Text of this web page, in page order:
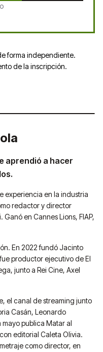
forma independiente.
de la inscripción.
aprendió a hacer
experiencia en la industria
redactor y director
en Cannes Lions, FIAP,
En 2022 fundó Jacinto
productor ejecutivo de El
junto a Rei Cine, Axel
el canal de streaming junto
Casán, Leonardo
mayo publica Matar al
editorial Caleta Olivia.
como director, en